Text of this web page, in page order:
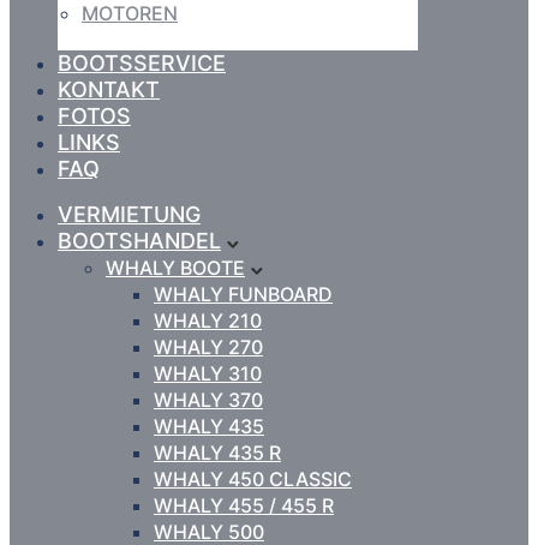
MOTOREN
BOOTSSERVICE
KONTAKT
FOTOS
LINKS
FAQ
VERMIETUNG
BOOTSHANDEL
WHALY BOOTE
WHALY FUNBOARD
WHALY 210
WHALY 270
WHALY 310
WHALY 370
WHALY 435
WHALY 435 R
WHALY 450 CLASSIC
WHALY 455 / 455 R
WHALY 500